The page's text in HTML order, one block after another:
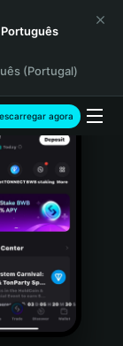
Português
(Portugal)
agora